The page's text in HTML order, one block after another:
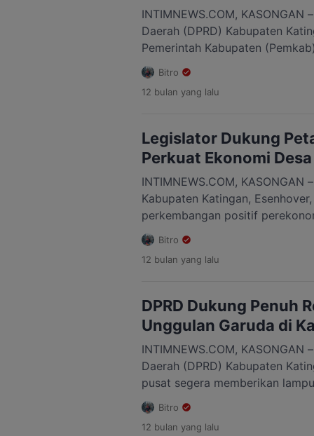
INTIMNEWS.COM, KASONGAN
Daerah (DPRD) Kabupaten
Pemerintah Kabupaten
serius dalam menangani
Anggota DPRD Katingan, H.
kesempatan kerja masih
Kondisi ini, menurutnya,
persoalan sosial apabila tidak
strategi […]
Bitro
12 bulan yang lalu
Legislator Dukung
Perkuat Ekonomi Desa
INTIMNEWS.COM, KASONGAN
Kabupaten Katingan,
perkembangan positif
Katingan khususnya di wilayah
kenaikan harga tandan buah
telah menjadi pemicu semangat
terakhir pihaknya menerima
masyarakat desa. Mayoritas
[…]
Bitro
12 bulan yang lalu
DPRD Dukung Penuh
Unggulan Garuda di
INTIMNEWS.COM, KASONGAN
Daerah (DPRD) Kabupaten
pusat segera memberikan
rencana sekolah unggulan
direalisasikan di wilayahnya.
langsung Wakil Ketua II DPRD
Bitro
12 bulan yang lalu